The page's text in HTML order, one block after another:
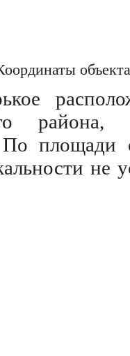
района,
площади
не